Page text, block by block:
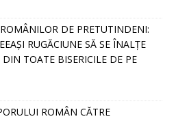
DE PRETUTINDENI:
RUGĂCIUNE SĂ SE ÎNALȚE
TOATE BISERICILE DE PE
ROMÂN CĂTRE